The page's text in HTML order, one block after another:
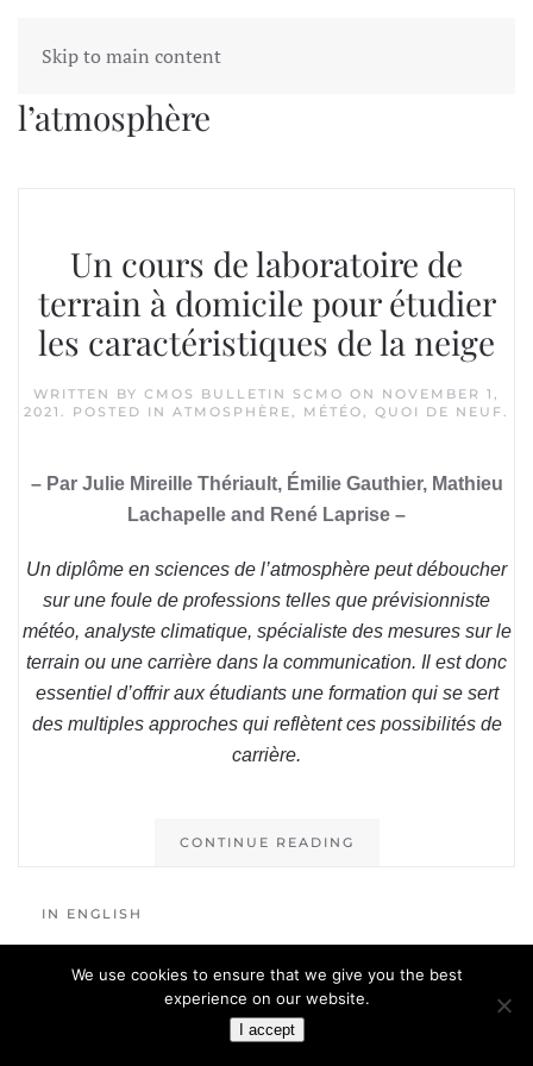
Skip to main content
Tag:diplôme en sciences de
l’atmosphère
Un cours de laboratoire de
terrain à domicile pour étudier
les caractéristiques de la neige
WRITTEN BY CMOS BULLETIN SCMO ON NOVEMBER 1,
2021 . POSTED IN ATMOSPHÈRE, MÉTÉO, QUOI DE NEUF.
– Par Julie Mireille Thériault, Émilie Gauthier, Mathieu
Lachapelle and René Laprise –
Un diplôme en sciences de l’atmosphère peut déboucher
sur une foule de professions telles que prévisionniste
météo, analyste climatique, spécialiste des mesures sur le
terrain ou une carrière dans la communication. Il est donc
essentiel d’offrir aux étudiants une formation qui se sert
des multiples approches qui reflètent ces possibilités de
carrière.
CONTINUE READING
IN ENGLISH
We use cookies to ensure that we give you the best
experience on our website.
I accept